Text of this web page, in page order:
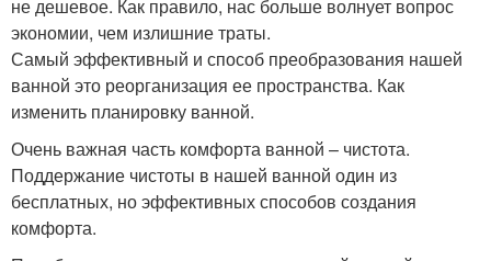
не дешевое. Как правило, нас больше волнует вопрос
экономии, чем излишние траты.
Самый эффективный и способ преобразования нашей
ванной это реорганизация ее пространства. Как
изменить планировку ванной.
Очень важная часть комфорта ванной – чистота.
Поддержание чистоты в нашей ванной один из
бесплатных, но эффективных способов создания
комфорта.